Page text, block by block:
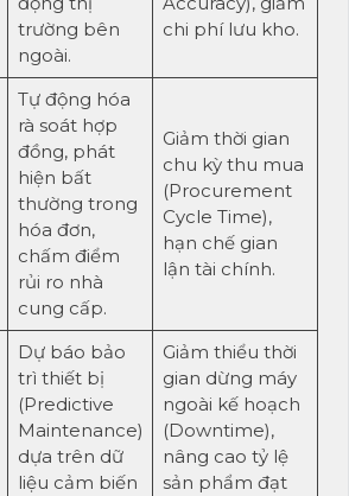
trường bên
ngoài.
chi phí lưu kho.
Tự động hóa
rà soát hợp
đồng, phát
hiện bất
thường trong
hóa đơn,
chấm điểm
rủi ro nhà
cung cấp.
Giảm thời gian
chu kỳ thu mua
(Procurement
Cycle Time),
hạn chế gian
lận tài chính.
Dự báo bảo
trì thiết bị
(Predictive
Maintenance)
dựa trên dữ
liệu cảm biến
Giảm thiểu thời
gian dừng máy
ngoài kế hoạch
(Downtime),
nâng cao tỷ lệ
sản phẩm đạt